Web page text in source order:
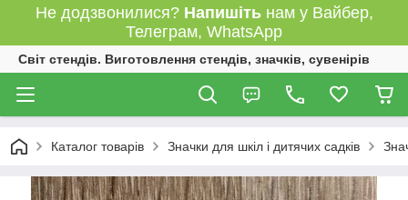
Не додзвонилися? Напишітьнам у Вайбер,
Телеграм, WhatsApp
Світ стендів. Виготовлення стендів, значків, сувенірів
Каталог товарів Значки для шкіл і дитячих садків